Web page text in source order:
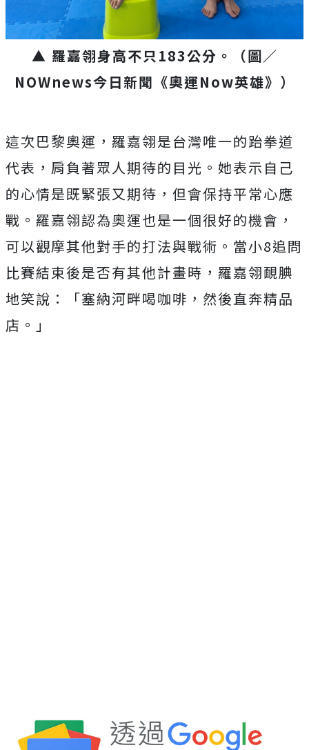
▲ 羅嘉翎身高不只183公分。（圖／
NOWnews今日新聞《奧運Now英雄》）
這次巴黎奧運，羅嘉翎是台灣唯一的跆拳道
代表，肩負著眾人期待的目光。她表示自己
的心情是既緊張又期待，但會保持平常心應
戰。羅嘉翎認為奧運也是一個很好的機會，
可以觀摩其他對手的打法與戰術。當小8追問
比賽結束後是否有其他計畫時，羅嘉翎靦腆
地笑說：「塞納河畔喝咖啡，然後直奔精品
店。」